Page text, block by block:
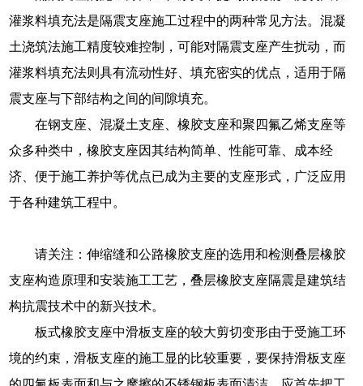
灌浆料填充法是隔震支座施工过程中的两种常见方法。混凝
土浇筑法施工精度较难控制，可能对隔震支座产生扰动，而
灌浆料填充法则具有流动性好、填充密实的优点，适用于隔
震支座与下部结构之间的间隙填充。
在钢支座、混凝土支座、橡胶支座和聚四氟乙烯支座等
众多种类中，橡胶支座因其结构简单、性能可靠、成本经
济、便于施工养护等优点已成为主要的支座形式，广泛应用
于各种建筑工程中。
请关注：伸缩缝和公路橡胶支座的选用和检测叠层橡胶
支座构造原理和安装施工工艺，叠层橡胶支座隔震是建筑结
构抗震技术中的新兴技术。
板式橡胶支座中滑板支座的较大剪切变形由于受施工环
境的约束，滑板支座的施工显的比较重要，要保持滑板支座